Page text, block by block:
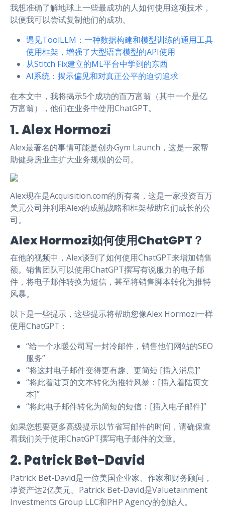
我想准确了解地球上一些最成功的人如何使用这项技术，
以便我可以尝试复制他们的成功。
遇见ToolLLM：一种数据构建和模型训练的通用工具
使用框架，增强了大型语言模型的API使用
从Stitch Fix建立的ML平台中学到的东西
AI系统：揭示偏见和对真正公平的迫切追求
在本文中，我将揭示5个成功的百万富翁（其中一个是亿
万富翁），他们在业务中使用ChatGPT。
1. Alex Hormozi
Alex最著名的事情可能是创办Gym Launch，这是一家帮
助健身房业主扩大业务规模的公司。
Alex现在是Acquisition.com的所有者，这是一家投资百万
美元公司并利用Alex的成熟战略和框架帮助它们成长的公
司。
Alex Hormozi如何使用ChatGPT？
在他的视频中，Alex谈到了如何使用ChatGPT来增加销售
额。销售团队可以使用ChatGPT撰写有说服力的电子邮
件，将电子邮件转换为短信，甚至将销售脚本转化为推特
风暴。
以下是一些提示，这些提示将帮助您像Alex Hormozi一样
使用ChatGPT：
“给一个水暖公司写一封冷邮件，销售他们网站的SEO
服务”
“将这封电子邮件变得更有趣、更简短 [插入消息]”
“将此着陆页的文本转化为推特风暴：[插入着陆页文
本]”
“将此电子邮件转化为简短的短信：[插入电子邮件]”
如果您想要更多高级提示以节省写邮件的时间，请确保查
看我们关于使用ChatGPT撰写电子邮件的文章。
2. Patrick Bet-David
Patrick Bet-David是一位美国企业家、作家和财务顾问，
净资产达2亿美元。Patrick Bet-David是Valuetainment
Investments Group LLC和PHP Agency的创始人。